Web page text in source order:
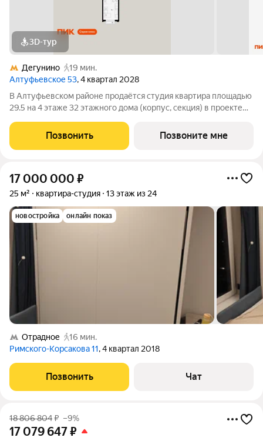
3D-тур
Дегунино
19 мин.
Алтуфьевское 53, 4 квартал 2028
В Алтуфьевском районе продаётся студия квартира площадью
29.5 на 4 этаже 32 этажного дома (корпус, секция) в проекте
общественном транспорте до станции метро «Отрадное». 20
минут пешком до МЦД
Позвонить Позвоните мне
17 000 000 ₽
25 м² квартира-студия 13 этаж из 24
новостройка онлайн показ
Отрадное
16 мин.
Римского-Корсакова 11, 4 квартал 2018
Позвонить Чат
18 806 804₽ –9%
17 079 647₽